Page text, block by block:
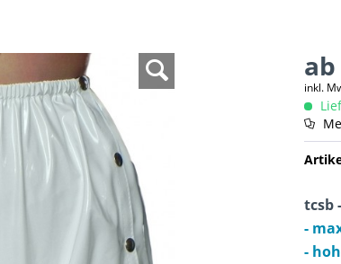
inkl.
tcsb
-
-